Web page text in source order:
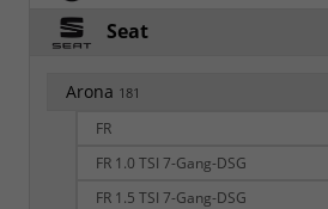
Seat
Arona 181
FR
FR 1.0 TSI 7-Gang-DSG
FR 1.5 TSI 7-Gang-DSG